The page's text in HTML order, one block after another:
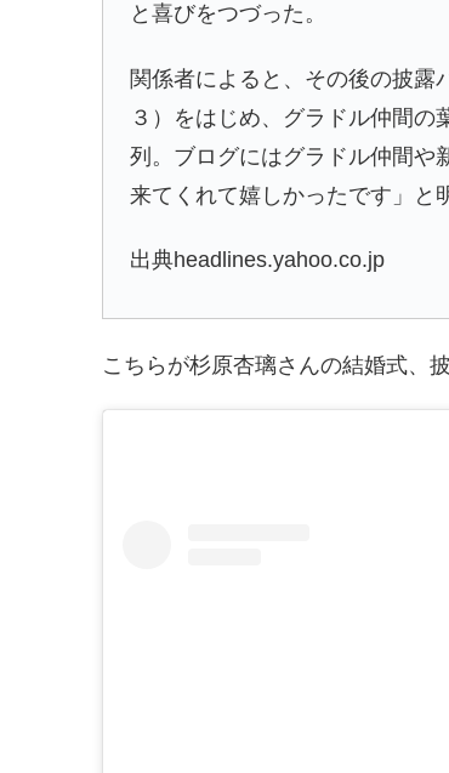
と喜びをつづった。
関係者によると、その後の披露
３）をはじめ、グラドル仲間の
列。ブログにはグラドル仲間や
来てくれて嬉しかったです」と
出典headlines.yahoo.co.jp
こちらが杉原杏璃さんの結婚式、